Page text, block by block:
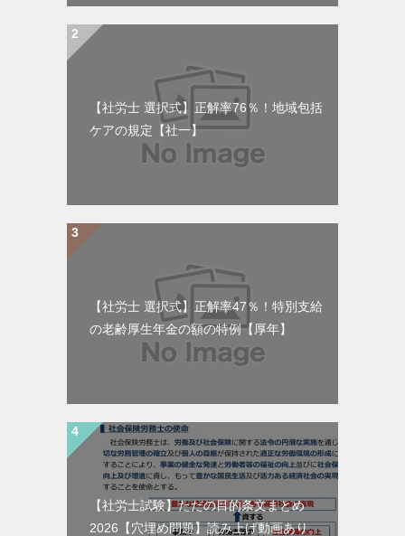
【社労士 選択式】正解率76％！地域包括
ケアの規定【社一】
【社労士 選択式】正解率47％！特別支給
の老齢厚生年金の額の特例【厚年】
【社労士試験】ただの目的条文まとめ
2026【穴埋め問題】読み上げ動画あり。